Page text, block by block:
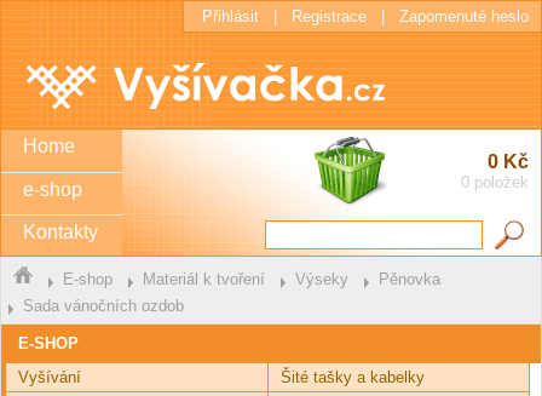
0 Kč
0 položek
Přihlásit Registrace Zapomenuté heslo
Home
e-shop
Kontakty
E-shop Materiál k tvoření Výseky
Pěnovka
Sada vánočních ozdob
E-SHOP
Vyšívání
Šité tašky a kabelky